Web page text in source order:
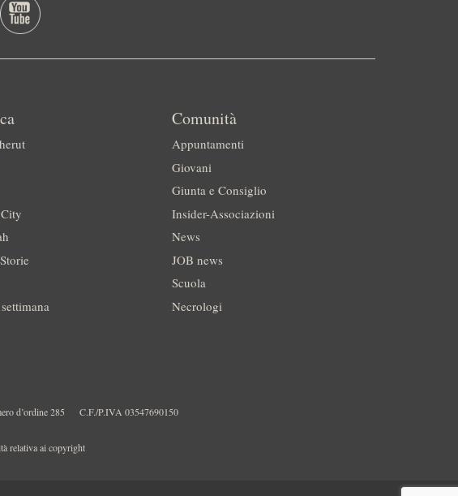
Comunità
Appuntamenti
Giovani
Giunta e Consiglio
Insider-Associazioni
News
JOB news
Scuola
Necrologi
d’ordine 285 C.F./P.IVA 03547690150
relativa ai copyright